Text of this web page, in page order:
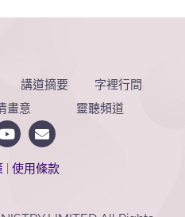
講道摘要
字裡行間
畫意 靈聽頻道
| 使用條款